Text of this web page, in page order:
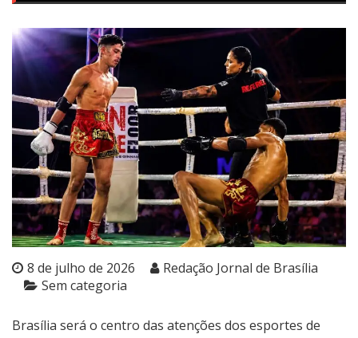
8 de julho de 2026
Redação Jornal de Brasília
Sem categoria
Brasília será o centro das atenções dos esportes de